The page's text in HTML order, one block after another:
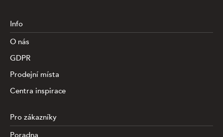
Info
O nás
GDPR
Prodejní místa
Centra inspirace
Pro zákazníky
Poradna